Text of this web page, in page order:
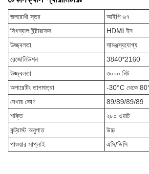
জলরোধী স্তর
আইপি ৬৭
সিগন্যাল ইন্টারফেস
HDMI ইন
উজ্জ্বলতা
সামঞ্জস্যযোগ্য
রেজোলিউশন
3840*2160
উজ্জ্বলতা
৩০০০ নিট
অপারেটিং তাপমাত্রা
-30°C থেকে
দেখার কোণ
89/89/89/89
শক্তি
২৮০ ওয়াট
কন্ট্রাস্ট অনুপাত
উচ্চ
পাওয়ার সাপ্লাই
এসি/ডিসি